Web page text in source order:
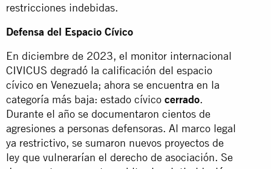
restricciones indebidas.
Defensa del Espacio Cívico
En diciembre de 2023, el monitor internacional
CIVICUS degradó la calificación del espacio
cívico en Venezuela; ahora se encuentra en la
categoría más baja: estado cívico cerrado.
Durante el año se documentaron cientos de
agresiones a personas defensoras. Al marco legal
ya restrictivo, se sumaron nuevos proyectos de
ley que vulnerarían el derecho de asociación. Se